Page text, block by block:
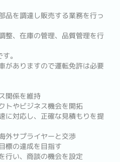
品を調達し販売する業務を行っ
整、在庫の管理、品質管理を行
。
がありますので運転免許は必要
関係を維持
トやビジネス機会を開拓
に対応し、正確な見積もりを提
外サプライヤーと交渉
標の達成を目指す
行い、商談の機会を設定